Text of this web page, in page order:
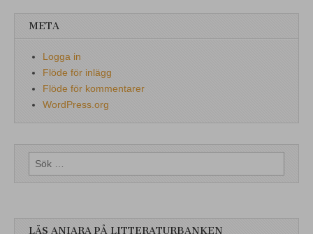
META
Logga in
Flöde för inlägg
Flöde för kommentarer
WordPress.org
Sök
efter:
LÄS ANIARA PÅ LITTERATURBANKEN